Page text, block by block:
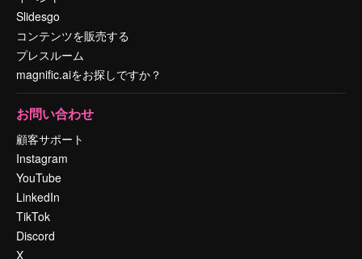
Slidesgo
コンテンツを販売する
プレスルーム
magnific.aiをお探しですか？
お問い合わせ
顧客サポート
Instagram
YouTube
LinkedIn
TikTok
Discord
X